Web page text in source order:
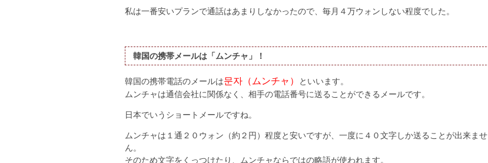
私は一番安いプランで通話はあまりしなかったので、毎月４万ウォンしない程度でした。
韓国の携帯メールは「ムンチャ」！
韓国の携帯電話のメールは문자（ムンチャ）
といいます。
ムンチャは通信会社に関係なく、相手の電話番号に送ることができるメールです。
日本でいうショートメールですね。
ムンチャは１通２０ウォン（約２円）程度と安いですが、一度に４０文字しか送ることが出来ませ
ん。
そのため文字をくっつけたり、ムンチャならではの略語が使われます。